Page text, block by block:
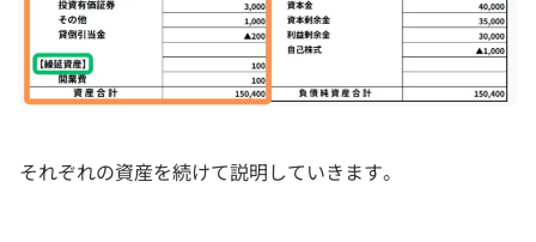
それぞれの資産を続けて説明していきます。